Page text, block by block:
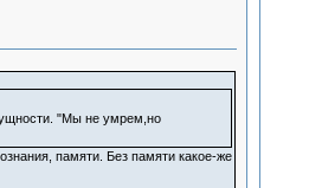
"Мы не умрем,но
памяти. Без памяти какое-же